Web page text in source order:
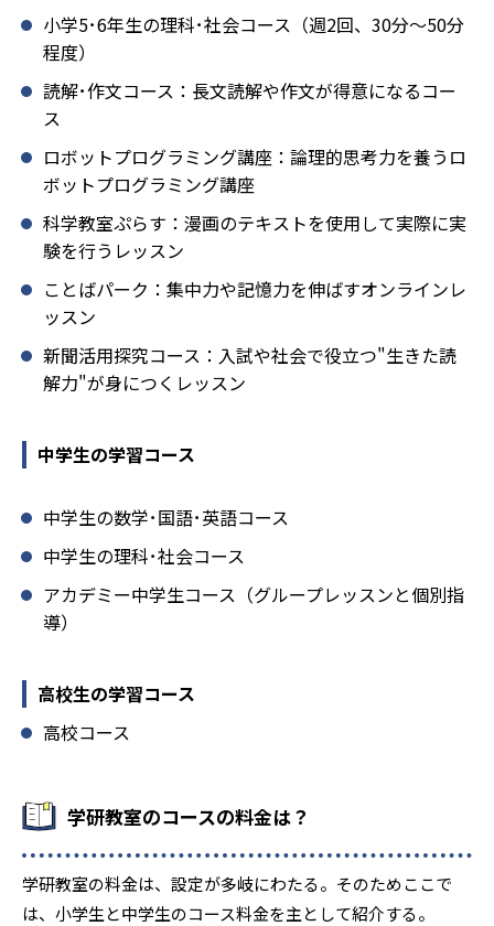
小学5･6年生の理科･社会コース（週2回、30分～50分
程度）
読解･作文コース：長文読解や作文が得意になるコー
ス
ロボットプログラミング講座：論理的思考力を養うロ
ボットプログラミング講座
科学教室ぷらす：漫画のテキストを使用して実際に実
験を行うレッスン
ことばパーク：集中力や記憶力を伸ばすオンラインレ
ッスン
新聞活用探究コース：入試や社会で役立つ"生きた読
解力"が身につくレッスン
中学生の学習コース
中学生の数学･国語･英語コース
中学生の理科･社会コース
アカデミー中学生コース（グループレッスンと個別指
導）
高校生の学習コース
高校コース
学研教室のコースの料金は？
学研教室の料金は、設定が多岐にわたる。そのためここで
は、小学生と中学生のコース料金を主として紹介する。